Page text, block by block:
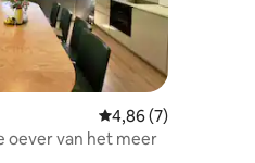
Gemiddelde
4,86 (7)
oever van het meer